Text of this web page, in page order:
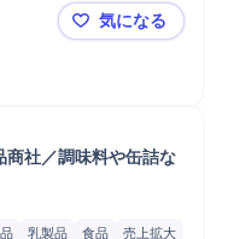
【伊勢崎市
気になる
商社／調味料や缶詰な
乳製品 食品
売上拡大